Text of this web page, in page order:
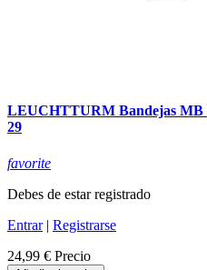
LEUCHTTURM Bandejas MB
29
favorite
Debes de estar registrado
Entrar| Registrarse
24,99 € Precio